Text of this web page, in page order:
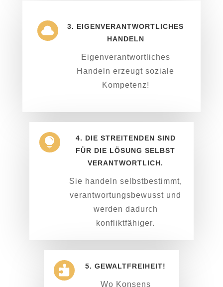

3. EIGENVERANTWORTLICHES
HANDELN
Eigenverantwortliches
Handeln erzeugt soziale
Kompetenz!

4. DIE STREITENDEN SIND
FÜR DIE LÖSUNG SELBST
VERANTWORTLICH.
Sie handeln selbst­bestimmt,
verant­wortungs­bewusst und
werden dadurch
konfliktfähiger.
 5. GEWALTFREIHEIT!
Wo Konsens